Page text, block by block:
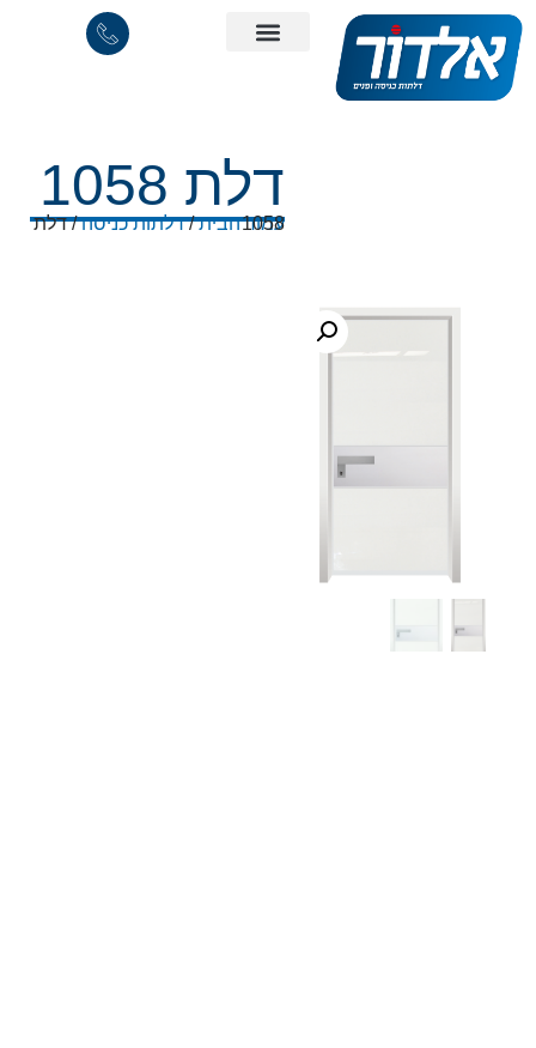
דלת 1058
עמוד הבית/דלתות כניסה / דלת 1058